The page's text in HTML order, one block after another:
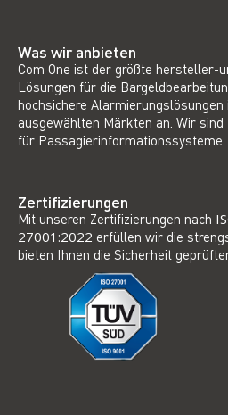
Was wir anbieten
Com One ist der größte hersteller-
Lösungen für die
hochsichere Alarmierungslösungen
ausgewählten Märkten an. Wir
für Passagierinformationssysteme.
Zertifizierungen
Mit unseren Zertifizierungen nach
27001:2022 erfüllen wir die
bieten Ihnen die Sicherheit